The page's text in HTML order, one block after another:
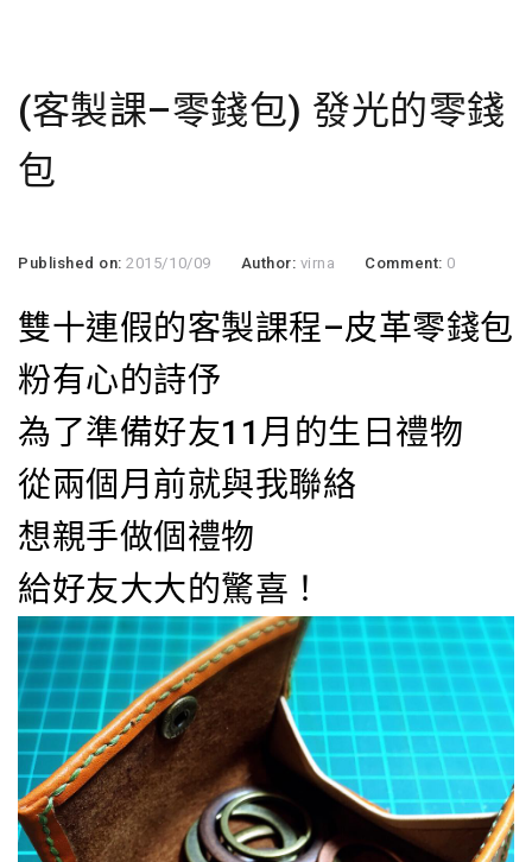
(客製課–零錢包) 發光的零錢
包
Published on:2015/10/09 Author: virna Comment: 0
雙十連假的客製課程–皮革零錢包
粉有心的詩伃
為了準備好友11月的生日禮物
從兩個月前就與我聯絡
想親手做個禮物
給好友大大的驚喜！